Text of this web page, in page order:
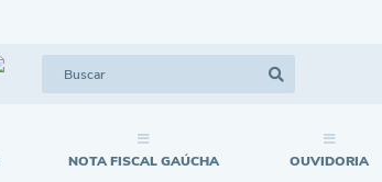
NOTA FISCAL GAÚCHA OUVIDORIA